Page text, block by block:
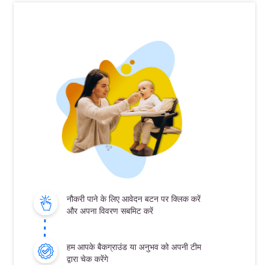
नौकरी पाने के लिए आवेदन बटन पर क्लिक करें
और अपना विवरण सबमिट करें
हम आपके बैकग्राउंड या अनुभव को अपनी टीम
द्वारा चेक करेंगे